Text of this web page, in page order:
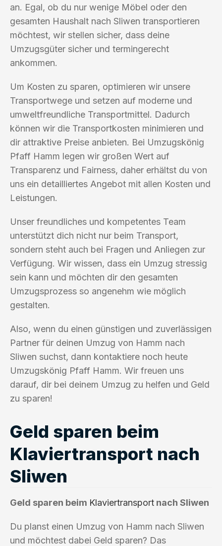
an. Egal, ob du nur wenige Möbel oder den
gesamten Haushalt nach Sliwen transportieren
möchtest, wir stellen sicher, dass deine
Umzugsgüter sicher und termingerecht
ankommen.
Um Kosten zu sparen, optimieren wir unsere
Transportwege und setzen auf moderne und
umweltfreundliche Transportmittel. Dadurch
können wir die Transportkosten minimieren und
dir attraktive Preise anbieten. Bei Umzugskönig
Pfaff Hamm legen wir großen Wert auf
Transparenz und Fairness, daher erhältst du von
uns ein detailliertes Angebot mit allen Kosten und
Leistungen.
Unser freundliches und kompetentes Team
unterstützt dich nicht nur beim Transport,
sondern steht auch bei Fragen und Anliegen zur
Verfügung. Wir wissen, dass ein Umzug stressig
sein kann und möchten dir den gesamten
Umzugsprozess so angenehm wie möglich
gestalten.
Also, wenn du einen günstigen und zuverlässigen
Partner für deinen Umzug von Hamm nach
Sliwen suchst, dann kontaktiere noch heute
Umzugskönig Pfaff Hamm. Wir freuen uns
darauf, dir bei deinem Umzug zu helfen und Geld
zu sparen!
Geld sparen beim
Klaviertransport nach
Sliwen
Geld sparen beim Klaviertransport nach Sliwen
Du planst einen Umzug von Hamm nach Sliwen
und möchtest dabei Geld sparen? Das